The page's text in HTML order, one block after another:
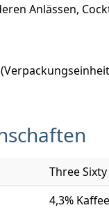
Anlässen,
Three
4,3%